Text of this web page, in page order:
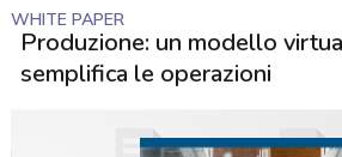
WHITE PAPER
Produzione: un modello
semplifica le operazioni